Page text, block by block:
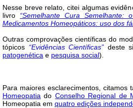
Nesse breve relato, citei algumas
livro “Semelhante Cura
Medicamentos Homeopáticos: uso dos
Outras comprovações científicas do
tópicos “Evidências Científicas” deste
patogenética e pesquisa social).
Para maiores esclarecimentos, citamos
Homeopatia do Conselho Regional de
Homeopatia em quatro edições